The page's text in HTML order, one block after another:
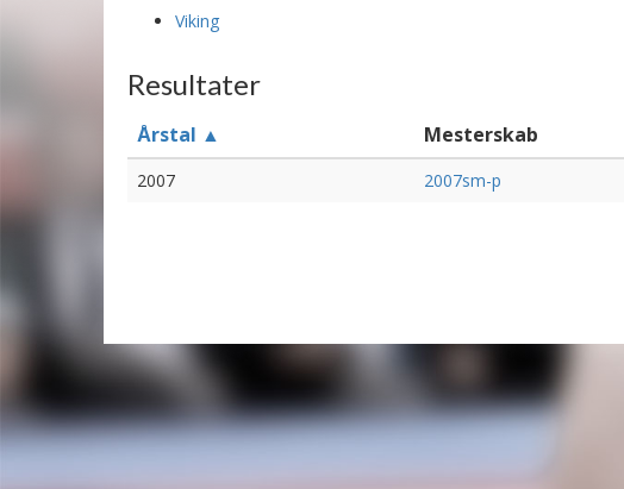
Viking
Resultater
Årstal ▲ Mesterskab
2007 2007sm-p